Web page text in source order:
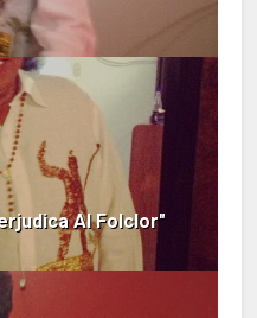
Al Folclor"